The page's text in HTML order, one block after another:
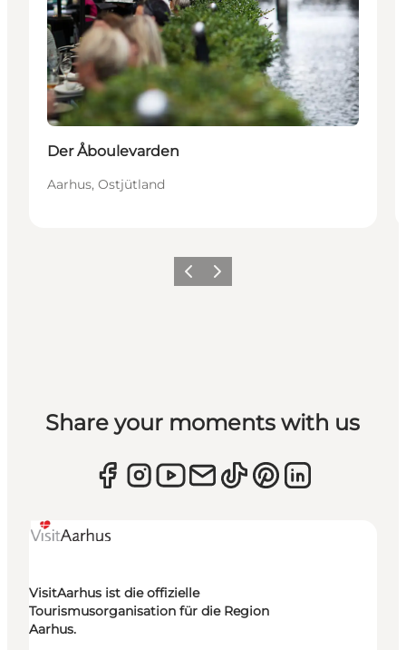
Der Åboulevarden
Aarhus, Ostjütland
ZurückWeiter
Share your moments with us
VisitAarhus ist die offizielle
Tourismusorganisation für die Region
Aarhus.